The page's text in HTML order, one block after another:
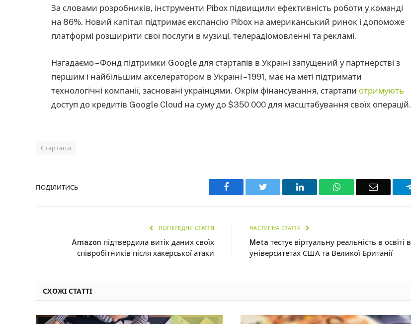
За словами розробників, інструменти Pibox підвищили ефективність роботи у команді
на 86%. Новий капітал підтримає експансію Pibox на американський ринок і допоможе
платформі розширити свої послуги в музиці, телерадіомовленні та рекламі.
Нагадаємо – Фонд підтримки Google для стартапів в Україні запущений у партнерстві з
першим і найбільшим акселератором в Україні – 1991, має на меті підтримати
технологічні компанії, засновані українцями. Окрім фінансування, стартапи отримують
доступ до кредитів Google Cloud на суму до $350 000 для масштабування своїх операцій.
Стартапи
ПОДІЛИТИСЬ Facebook Twitter LinkedIn WhatsAppEmail
ПОПЕРЕДНЯ СТАТТЯ
Amazon підтвердила витік даних своїх
співробітників після хакерської атаки
НАСТУПНА СТАТТЯ
Meta тестує віртуальну реальність в освіті в
університетах США та Великої Британії
СХОЖІ СТАТТІ